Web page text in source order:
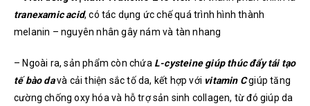
tranexamic acid, có tác dụng ức chế quá trình hình thành
melanin – nguyên nhân gây nám và tàn nhang
– Ngoài ra, sản phẩm còn chứaL-cysteine giúp thúc đẩy tái tạo
tế bào davà cải thiện sắc tố da, kết hợp với vitamin Cgiúp tăng
cường chống oxy hóa và hỗ trợ sản sinh collagen, từ đó giúp da